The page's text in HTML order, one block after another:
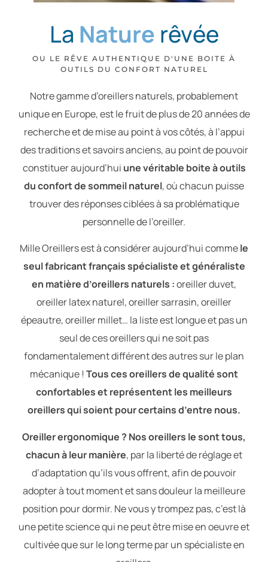
La Nature rêvée
OU LE RÊVE AUTHENTIQUE D'UNE BOITE À
OUTILS DU CONFORT NATUREL
Notre gamme d’oreillers naturels, probablement
unique en Europe, est le fruit de plus de 20 années de
recherche et de mise au point à vos côtés, à l’appui
des traditions et savoirs anciens, au point de pouvoir
constituer aujourd’hui une véritable boite à outils
du confort de sommeil naturel, où chacun puisse
trouver des réponses ciblées à sa problématique
personnelle de l’oreiller.
Mille Oreillers est à considérer aujourd’hui commele
seul fabricant français spécialiste et généraliste
en matière d’oreillers naturels :oreiller duvet,
oreiller latex naturel, oreiller sarrasin, oreiller
épeautre, oreiller millet… la liste est longue et pas un
seul de ces oreillers qui ne soit pas
fondamentalement différent des autres sur le plan
mécanique ! Tous ces oreillers de qualité sont
confortables et représentent les meilleurs
oreillers qui soient pour certains d’entre nous.
Oreiller ergonomique ? Nos oreillers le sont tous,
chacun à leur manière, par la liberté de réglage et
d’adaptation qu’ils vous offrent, afin de pouvoir
adopter à tout moment et sans douleur la meilleure
position pour dormir. Ne vous y trompez pas, c’est là
une petite science qui ne peut être mise en oeuvre et
cultivée que sur le long terme par un spécialiste en